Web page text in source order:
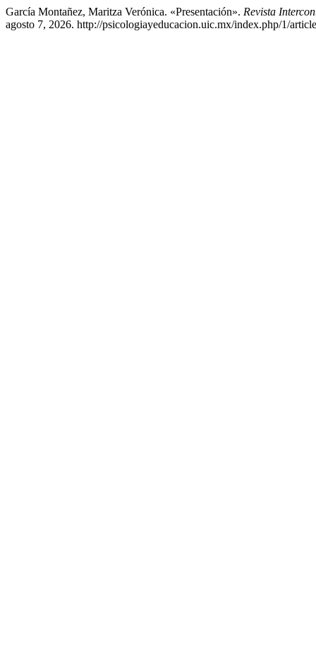
García Montañez, Maritza Verónica. «Presentación». Revista
agosto 7, 2026. http://psicologiayeducacion.uic.mx/index.php/1/